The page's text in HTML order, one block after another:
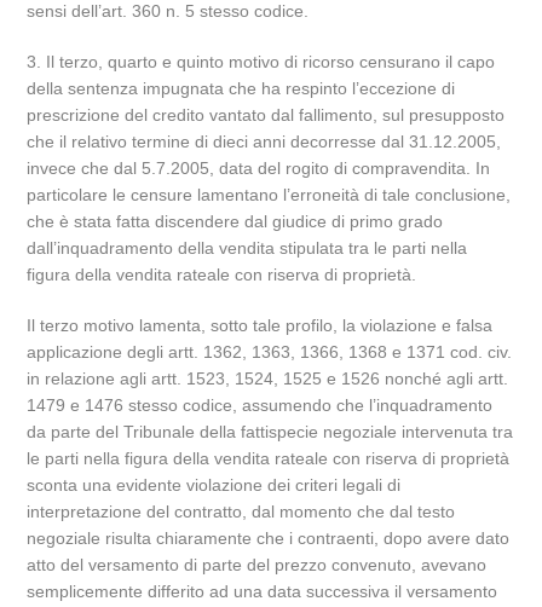
sensi dell’art. 360 n. 5 stesso codice.
3. Il terzo, quarto e quinto motivo di ricorso censurano il capo
della sentenza impugnata che ha respinto l’eccezione di
prescrizione del credito vantato dal fallimento, sul presupposto
che il relativo termine di dieci anni decorresse dal 31.12.2005,
invece che dal 5.7.2005, data del rogito di compravendita. In
particolare le censure lamentano l’erroneità di tale conclusione,
che è stata fatta discendere dal giudice di primo grado
dall’inquadramento della vendita stipulata tra le parti nella
figura della vendita rateale con riserva di proprietà.
Il terzo motivo lamenta, sotto tale profilo, la violazione e falsa
applicazione degli artt. 1362, 1363, 1366, 1368 e 1371 cod. civ.
in relazione agli artt. 1523, 1524, 1525 e 1526 nonché agli artt.
1479 e 1476 stesso codice, assumendo che l’inquadramento
da parte del Tribunale della fattispecie negoziale intervenuta tra
le parti nella figura della vendita rateale con riserva di proprietà
sconta una evidente violazione dei criteri legali di
interpretazione del contratto, dal momento che dal testo
negoziale risulta chiaramente che i contraenti, dopo avere dato
atto del versamento di parte del prezzo convenuto, avevano
semplicemente differito ad una data successiva il versamento